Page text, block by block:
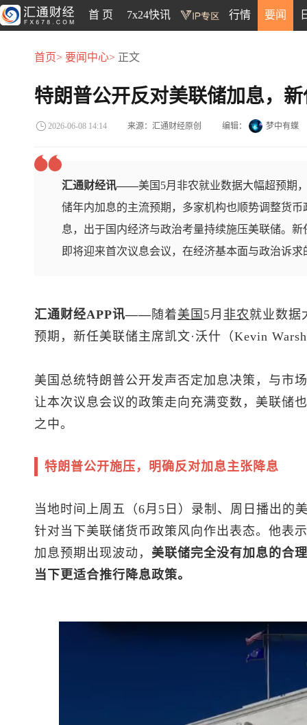
首 页 7x24快讯 行情 要闻
首页> 要闻中心> 正文
特朗普公开反对美联储加息，
2026-06-08 14:14 来源：汇通财经原创 编辑： 梦中有蝶
汇通财经讯——美国5月非农就业数据大幅超预期
储年内加息的主流预期，多家机构也顺势调整货
息，出于国内经济与政治考量持续施压美联储。新
即将迎来首次议息会议，在经济基本面与政治诉
汇通财经APP讯——随着美国 5月 非农就业数据
预期，新任美联储主席凯文·沃什（Kevin
美国总统特朗普公开发声否定加息决策，与市
让本次议息会议的政策走向充满变数，美联储
之中。
特朗普公开施压，明确反对加息主张降息
当地时间上周五（6月5日）录制、周日播出的
针对当下美联储货币政策风向作出表态。他表
加息预期出现波动， 美联储完全没有加息的合
当下更适合推行降息政策。